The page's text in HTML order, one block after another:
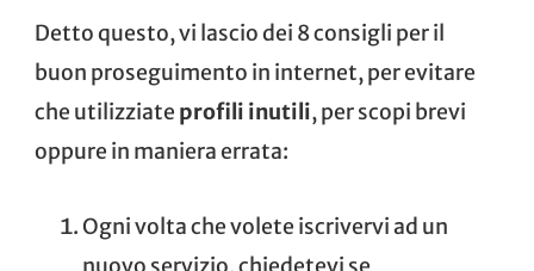
Detto questo, vi lascio dei 8 consigli per il
buon proseguimento in internet, per evitare
che utilizziate profili inutili, per scopi brevi
oppure in maniera errata:
Ogni volta che volete iscrivervi ad un